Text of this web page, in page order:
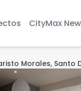
CityMax
Morales, Santo